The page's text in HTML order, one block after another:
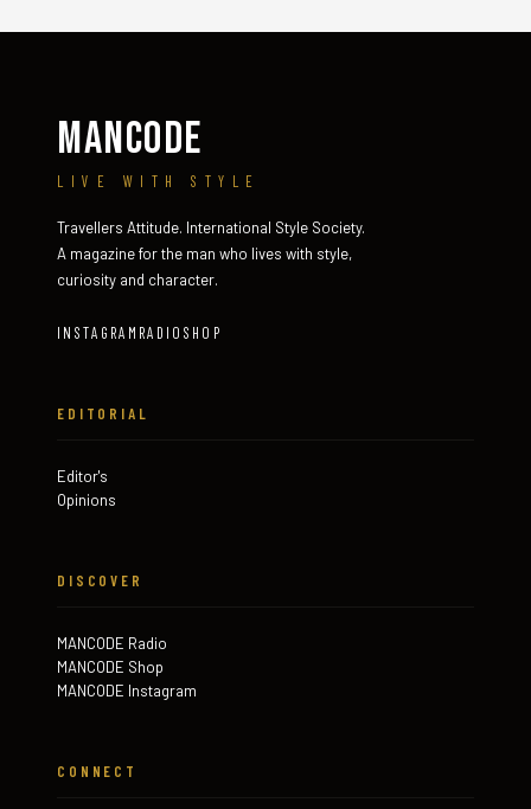
MANCODE
LIVE WITH STYLE
Travellers Attitude. International Style Society.
A magazine for the man who lives with style,
curiosity and character.
INSTAGRAM RADIO SHOP
EDITORIAL
Editor's
Opinions
DISCOVER
MANCODE Radio
MANCODE Shop
MANCODE Instagram
CONNECT